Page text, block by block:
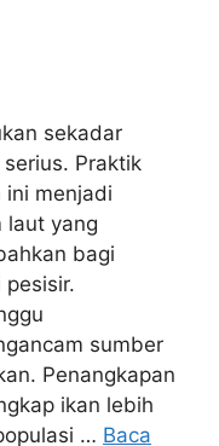
sekadar
Praktik
ini menjadi
laut yang
bagi
sumber
Penangkapan
ikan lebih
… Baca